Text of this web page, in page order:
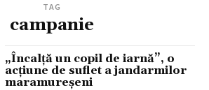
TAG
campanie
„Încalță un copil de iarnă”, o
acțiune de suflet a jandarmilor
maramureșeni